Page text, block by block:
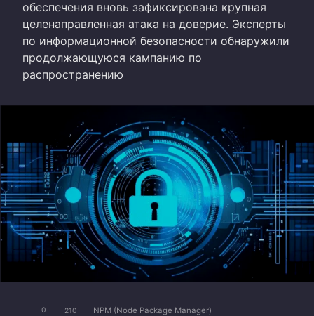
обеспечения вновь зафиксирована крупная
целенаправленная атака на доверие. Эксперты
по информационной безопасности обнаружили
продолжающуюся кампанию по
распространению
0 210 NPM (Node Package Manager)